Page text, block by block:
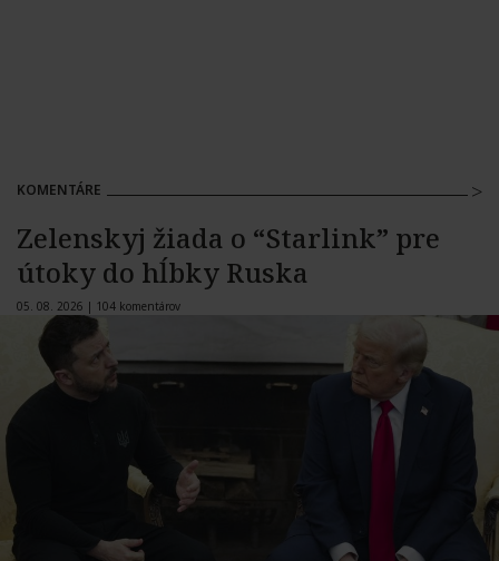
KOMENTÁRE
Zelenskyj žiada o “Starlink” pre
útoky do hĺbky Ruska
05. 08. 2026 | 104 komentárov